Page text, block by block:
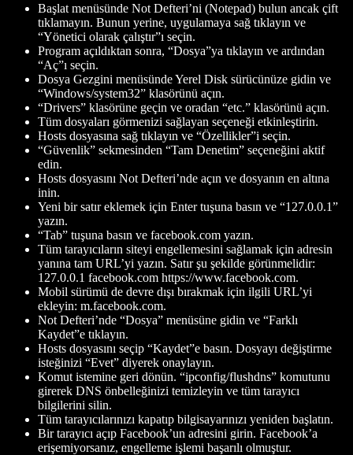
Başlat menüsünde Not Defteri’ni (Notepad) bulun ancak çift
tıklamayın. Bunun yerine, uygulamaya sağ tıklayın ve
“Yönetici olarak çalıştır”ı seçin.
Program açıldıktan sonra, “Dosya”ya tıklayın ve ardından
“Aç”ı seçin.
Dosya Gezgini menüsünde Yerel Disk sürücünüze gidin ve
“Windows/system32” klasörünü açın.
“Drivers” klasörüne geçin ve oradan “etc.” klasörünü açın.
Tüm dosyaları görmenizi sağlayan seçeneği etkinleştirin.
Hosts dosyasına sağ tıklayın ve “Özellikler”i seçin.
“Güvenlik” sekmesinden “Tam Denetim” seçeneğini aktif
edin.
Hosts dosyasını Not Defteri’nde açın ve dosyanın en altına
inin.
Yeni bir satır eklemek için Enter tuşuna basın ve “127.0.0.1”
yazın.
“Tab” tuşuna basın ve facebook.com yazın.
Tüm tarayıcıların siteyi engellemesini sağlamak için adresin
yanına tam URL’yi yazın. Satır şu şekilde görünmelidir:
127.0.0.1 facebook.com https://www.facebook.com.
Mobil sürümü de devre dışı bırakmak için ilgili URL’yi
ekleyin: m.facebook.com.
Not Defteri’nde “Dosya” menüsüne gidin ve “Farklı
Kaydet”e tıklayın.
Hosts dosyasını seçip “Kaydet”e basın. Dosyayı değiştirme
isteğinizi “Evet” diyerek onaylayın.
Komut istemine geri dönün. “ipconfig/flushdns” komutunu
girerek DNS önbelleğinizi temizleyin ve tüm tarayıcı
bilgilerini silin.
Tüm tarayıcılarınızı kapatıp bilgisayarınızı yeniden başlatın.
Bir tarayıcı açıp Facebook’un adresini girin. Facebook’a
erişemiyorsanız, engelleme işlemi başarılı olmuştur.